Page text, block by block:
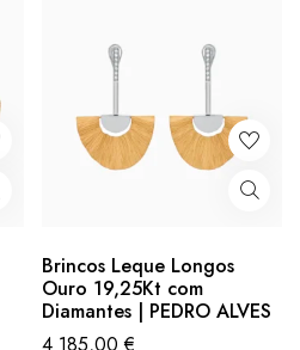
Brincos Leque Longos
Ouro 19,25Kt com
Diamantes | PEDRO ALVES